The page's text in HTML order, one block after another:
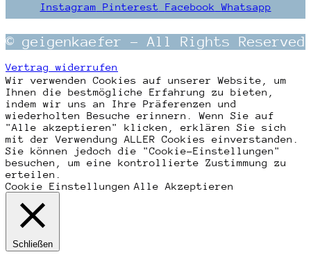
Instagram Pinterest Facebook Whatsapp
© geigenkaefer – All Rights Reserved
Vertrag widerrufen
Wir verwenden Cookies auf unserer Website, um
Ihnen die bestmögliche Erfahrung zu bieten,
indem wir uns an Ihre Präferenzen und
wiederholten Besuche erinnern. Wenn Sie auf
"Alle akzeptieren" klicken, erklären Sie sich
mit der Verwendung ALLER Cookies einverstanden.
Sie können jedoch die "Cookie-Einstellungen"
besuchen, um eine kontrollierte Zustimmung zu
erteilen.
Cookie Einstellungen Alle Akzeptieren
Schließen